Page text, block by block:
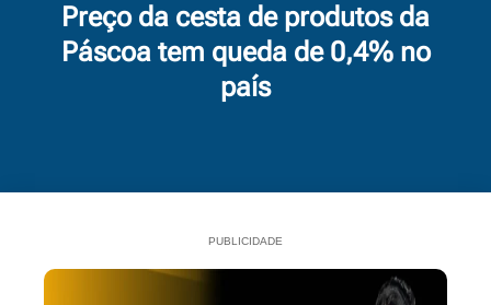
Preço da cesta de produtos da
Páscoa tem queda de 0,4% no
país
PUBLICIDADE